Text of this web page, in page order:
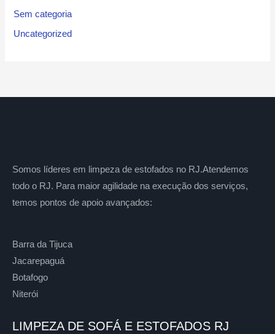
Sem categoria
Uncategorized
Somos líderes em limpeza de estofados no RJ.Atendemos
todo o RJ. Para maior agilidade na execução dos serviços,
temos pontos de apoio avançados:
Barra da Tijuca
Jacarepaguá
Botafogo
Niterói
LIMPEZA DE SOFÁ E ESTOFADOS RJ